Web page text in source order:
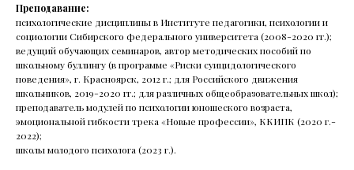
Преподавание:
психологические дисциплины в Институте педагогики, психологии и
социологии Сибирского федерального университета (2008-2020 гг.);
ведущий обучающих семинаров, автор методических пособий по
школьному буллингу (в программе «Риски суицидологического
поведения», г. Красноярск, 2012 г.; для Российского движения
школьников, 2019-2020 гг.; для различных общеобразовательных школ);
преподаватель модулей по психологии юношеского возраста,
эмоциональной гибкости трека «Новые профессии», ККИПК (2020 г.-
2022);
школы молодого психолога (2023 г.).
© 2015-2025 Mental Health Center в Москве